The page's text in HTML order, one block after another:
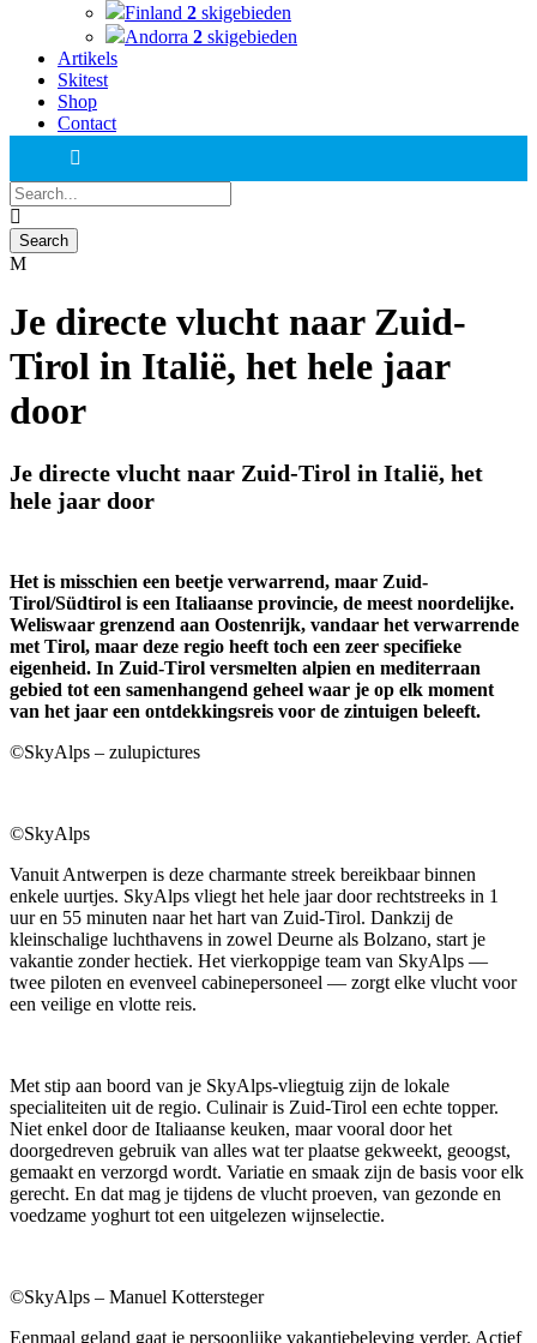
Finland 2 skigebieden
Andorra 2 skigebieden
Artikels
Skitest
Shop
Contact
Je directe vlucht naar Zuid-
Tirol in Italië, het hele jaar
door
Je directe vlucht naar Zuid-Tirol in Italië, het
hele jaar door
Het is misschien een beetje verwarrend, maar Zuid-
Tirol/Südtirol is een Italiaanse provincie, de meest noordelijke.
Weliswaar grenzend aan Oostenrijk, vandaar het verwarrende
met Tirol, maar deze regio heeft toch een zeer specifieke
eigenheid. In Zuid-Tirol versmelten alpien en mediterraan
gebied tot een samenhangend geheel waar je op elk moment
van het jaar een ontdekkingsreis voor de zintuigen beleeft.
©SkyAlps – zulupictures
©SkyAlps
Vanuit Antwerpen is deze charmante streek bereikbaar binnen
enkele uurtjes. SkyAlps vliegt het hele jaar door rechtstreeks in 1
uur en 55 minuten naar het hart van Zuid-Tirol. Dankzij de
kleinschalige luchthavens in zowel Deurne als Bolzano, start je
vakantie zonder hectiek. Het vierkoppige team van SkyAlps —
twee piloten en evenveel cabinepersoneel — zorgt elke vlucht voor
een veilige en vlotte reis.
Met stip aan boord van je SkyAlps-vliegtuig zijn de lokale
specialiteiten uit de regio. Culinair is Zuid-Tirol een echte topper.
Niet enkel door de Italiaanse keuken, maar vooral door het
doorgedreven gebruik van alles wat ter plaatse gekweekt, geoogst,
gemaakt en verzorgd wordt. Variatie en smaak zijn de basis voor elk
gerecht. En dat mag je tijdens de vlucht proeven, van gezonde en
voedzame yoghurt tot een uitgelezen wijnselectie.
©SkyAlps – Manuel Kottersteger
Eenmaal geland gaat je persoonlijke vakantiebeleving verder. Actief